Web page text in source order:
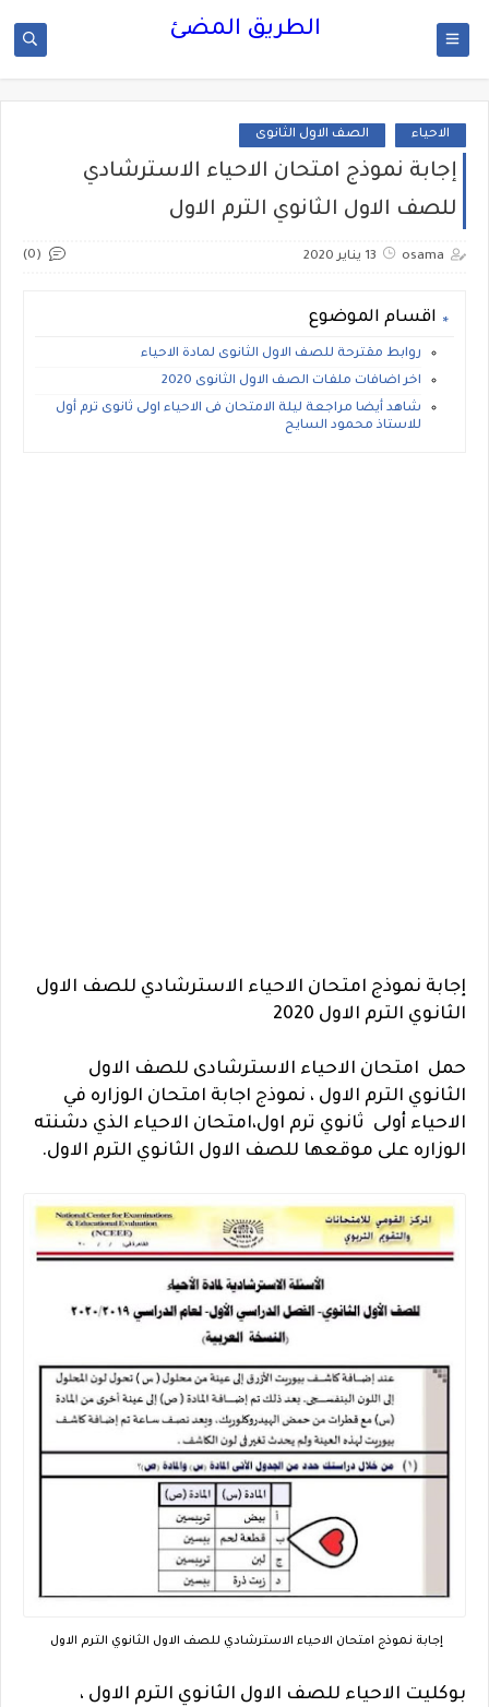
الطريق المضئ
الاحياء الصف الاول الثانوى
إجابة نموذج امتحان الاحياء الاسترشادي
للصف الاول الثانوي الترم الاول
osama 13 يناير 2020 (0)
اقسام الموضوع
روابط مقترحة للصف الاول الثانوى لمادة الاحياء
اخر اضافات ملفات الصف الاول الثانوى 2020
شاهد أيضا مراجعة ليلة الامتحان فى الاحياء اولى ثانوى ترم أول
للاستاذ محمود السايح
إجابة نموذج امتحان الاحياء الاسترشادي للصف الاول
الثانوي الترم الاول 2020
حمل امتحان الاحياء الاسترشادى للصف الاول
الثانوي الترم الاول ، نموذج اجابة امتحان الوزاره في
الاحياء أولى ثانوي ترم اول،امتحان الاحياء الذي دشنته
الوزاره على موقعها للصف الاول الثانوي الترم الاول.
إجابة نموذج امتحان الاحياء الاسترشادي للصف الاول الثانوي الترم الاول
بوكليت الاحياء للصف الاول الثانوي الترم الاول ،